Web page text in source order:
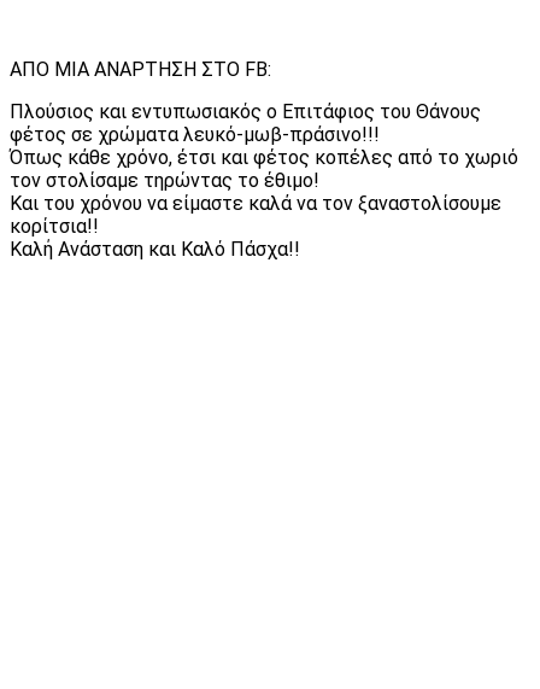
ΑΠΟ MIA ΑΝΑΡΤΗΣΗ ΣΤΟ FB:
Πλούσιος και εντυπωσιακός ο Επιτάφιος του Θάνους
φέτος σε χρώματα λευκό-μωβ-πράσινο!!!
Όπως κάθε χρόνο, έτσι και φέτος κοπέλες από το χωριό
τον στολίσαμε τηρώντας το έθιμο!
Και του χρόνου να είμαστε καλά να τον ξαναστολίσουμε
κορίτσια!!
Καλή Ανάσταση και Καλό Πάσχα!!